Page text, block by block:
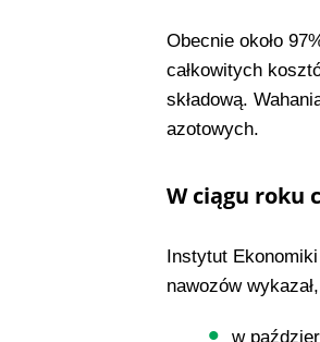
Obecnie około
całkowitych
składową.
azotowych.
W ciągu roku
Instytut
nawozów
w